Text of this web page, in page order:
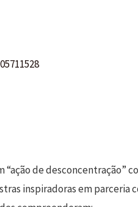
de desconcentração”
inspiradoras em parceria